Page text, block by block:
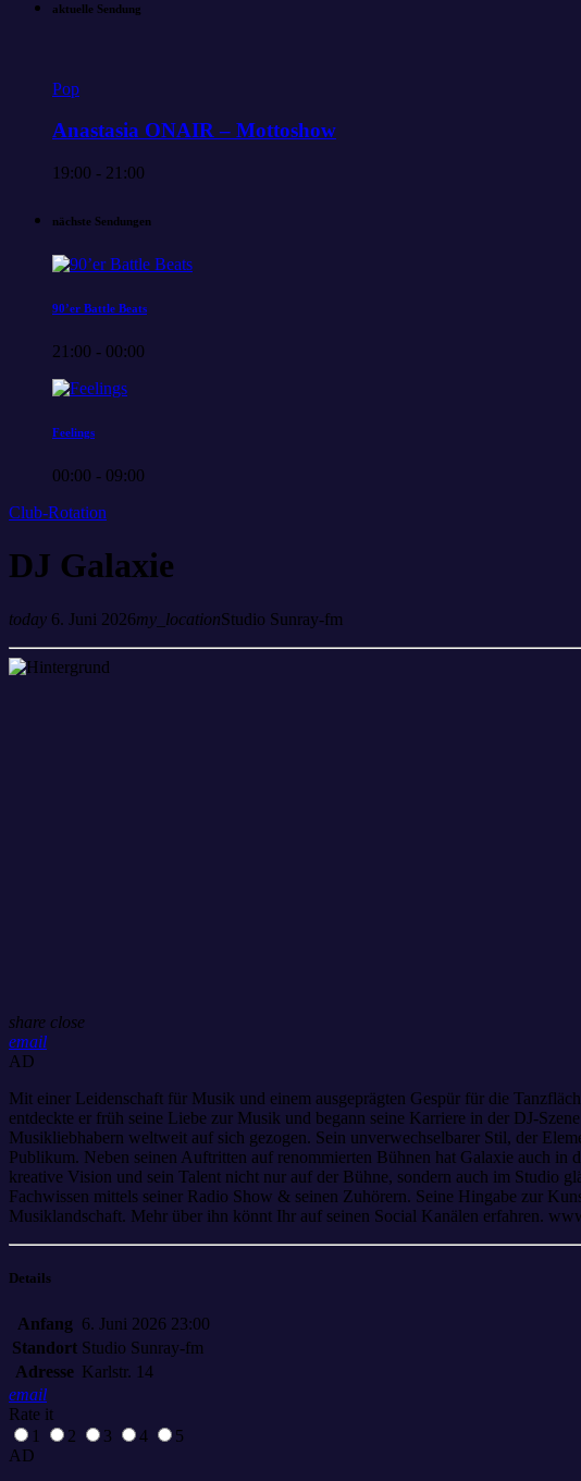
aktuelle Sendung
Pop
Anastasia ONAIR – Mottoshow
19:00 - 21:00
nächste Sendungen
90’er Battle Beats
21:00 - 00:00
Feelings
00:00 - 09:00
Club-Rotation
DJ Galaxie
today 6. Juni 2026my_locationStudio Sunray-fm
share close
email
AD
Mit einer Leidenschaft für Musik und einem ausgeprägten Gespür für die
entdeckte er früh seine Liebe zur Musik und begann seine Karriere in der DJ-
Musikliebhabern weltweit auf sich gezogen. Sein unverwechselbarer Stil, der
Publikum. Neben seinen Auftritten auf renommierten Bühnen hat Galaxie auch
kreative Vision und sein Talent nicht nur auf der Bühne, sondern auch im Studio
Fachwissen mittels seiner Radio Show & seinen Zuhörern. Seine Hingabe zur
Musiklandschaft. Mehr über ihn könnt Ihr auf seinen Social Kanälen erfahren.
Details
Anfang 6. Juni 2026 23:00
Standort Studio Sunray-fm
Adresse Karlstr. 14
email
Rate it
1
2 3 4
5
AD